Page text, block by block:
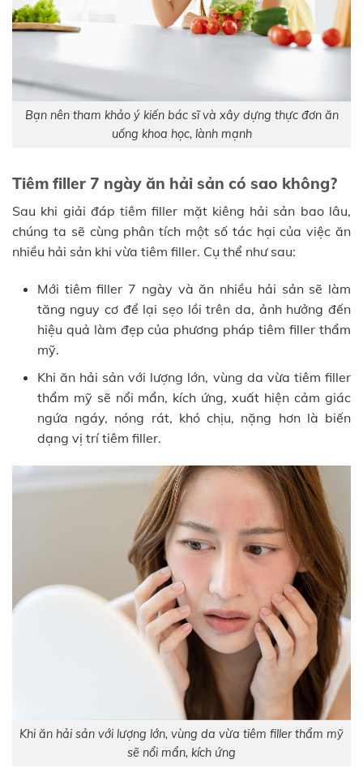
Bạn nên tham khảo ý kiến bác sĩ và xây dựng thực đơn ăn
uống khoa học, lành mạnh
Tiêm filler 7 ngày ăn hải sản có sao không?
Sau khi giải đáp tiêm filler mặt kiêng hải sản bao lâu,
chúng ta sẽ cùng phân tích một số tác hại của việc ăn
nhiều hải sản khi vừa tiêm filler. Cụ thể như sau:
Mới tiêm filler 7 ngày và ăn nhiều hải sản sẽ làm
tăng nguy cơ để lại sẹo lồi trên da, ảnh hưởng đến
hiệu quả làm đẹp của phương pháp tiêm filler thẩm
mỹ.
Khi ăn hải sản với lượng lớn, vùng da vừa tiêm filler
thẩm mỹ sẽ nổi mẩn, kích ứng, xuất hiện cảm giác
ngứa ngáy, nóng rát, khó chịu, nặng hơn là biến
dạng vị trí tiêm filler.
Khi ăn hải sản với lượng lớn, vùng da vừa tiêm filler thẩm mỹ
sẽ nổi mẩn, kích ứng